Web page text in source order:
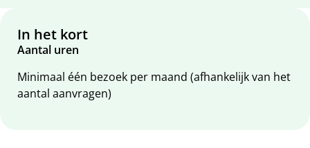
In het kort
Aantal uren
Minimaal één bezoek per maand (afhankelijk van het
aantal aanvragen)